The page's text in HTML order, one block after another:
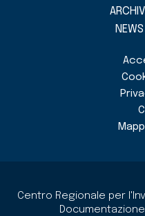
Centro Regionale per